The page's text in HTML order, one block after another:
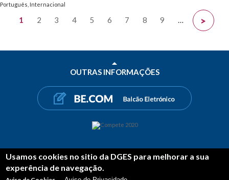
Português, Internacional
Páginas
1 2 3 4 5 6 7 8 9 >
OUTRAS INFORMAÇÕES
PARTILHAR
Usamos cookies no sitio da DGES para melhorar a sua
experência de navegação.